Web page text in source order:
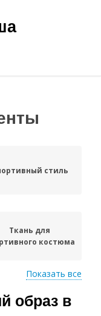
стиль
Ткань для
костюма
костюмы
Показать все
образ в